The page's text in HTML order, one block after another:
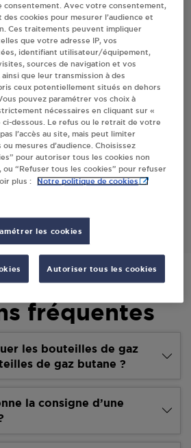
Antargaz
Villes
PRESSE L OULIVADE
fréquentes
les bouteilles de gaz
de gaz butane ?
la consigne d’une
consentement. Avec votre consentement,
cookies pour mesurer l’audience et
Ces traitements peuvent impliquer
que votre adresse IP, vos
identifiant utilisateur/équipement,
sources de navigation et vos
que leur transmission à des
ceux potentiellement situés en dehors
pouvez paramétrer vos choix à
nécessaires en cliquant sur «
ci-dessous. Le refus ou le retrait de votre
l’accès au site, mais peut limiter
mesures d’audience. Choisissez
pour autoriser tous les cookies non
“Refuser tous les cookies” pour refuser
plus :
Notre politique de cookies
les cookies
Autoriser tous les cookies